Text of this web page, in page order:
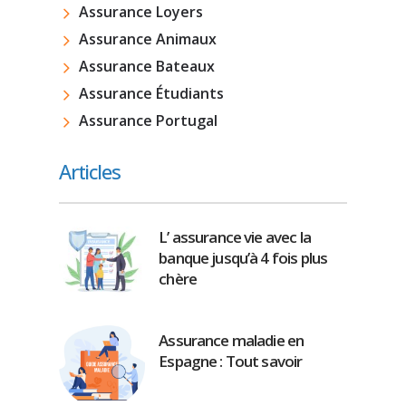
Assurance Loyers
Assurance Animaux
Assurance Bateaux
Assurance Étudiants
Assurance Portugal
Articles
L’ assurance vie avec la
banque jusqu’à 4 fois plus
chère
Assurance maladie en
Espagne : Tout savoir